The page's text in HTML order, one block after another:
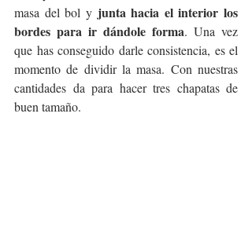
masa del bol y junta hacia el interior los
bordes para ir dándole forma. Una vez
que has conseguido darle consistencia, es el
momento de dividir la masa. Con nuestras
cantidades da para hacer tres chapatas de
buen tamaño.